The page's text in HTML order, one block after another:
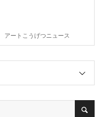
アートこうげつニュース